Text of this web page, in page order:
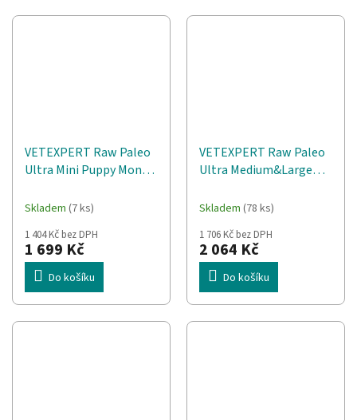
VETEXPERT Raw Paleo
Ultra Mini Puppy Mono
štěňata malých plemen
Skladem (7 ks)
1 404 Kč bez DPH
1 699 Kč
Do košíku
VETEXPERT Raw Paleo
Ultra Medium&Large
suché krmivo pro
Skladem (78 ks)
1 706 Kč bez DPH
2 064 Kč
Do košíku